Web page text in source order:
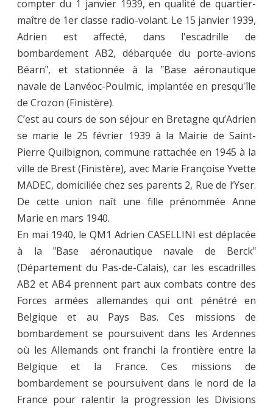
compter du 1 janvier 1939, en qualité de quartier-
maître de 1er classe radio-volant. Le 15 janvier 1939,
Adrien est affecté, dans l'escadrille de
bombardement AB2, débarquée du porte-avions
Béarn‟, et stationnée à la ‟Base aéronautique
navale de Lanvéoc-Poulmic, implantée en presqu'île
de Crozon (Finistère).
C’est au cours de son séjour en Bretagne qu’Adrien
se marie le 25 février 1939 à la Mairie de Saint-
Pierre Quilbignon, commune rattachée en 1945 à la
ville de Brest (Finistère), avec Marie Françoise Yvette
MADEC, domiciliée chez ses parents 2, Rue de l’Yser.
De cette union naît une fille prénommée Anne
Marie en mars 1940.
En mai 1940, le QM1 Adrien CASELLINI est déplacée
à la ‟Base aéronautique navale de Berck‟
(Département du Pas-de-Calais), car les escadrilles
AB2 et AB4 prennent part aux combats contre des
Forces armées allemandes qui ont pénétré en
Belgique et au Pays Bas. Ces missions de
bombardement se poursuivent dans les Ardennes
où les Allemands ont franchi la frontière entre la
Belgique et la France. Ces missions de
bombardement se poursuivent dans le nord de la
France pour ralentir la progression les Divisions